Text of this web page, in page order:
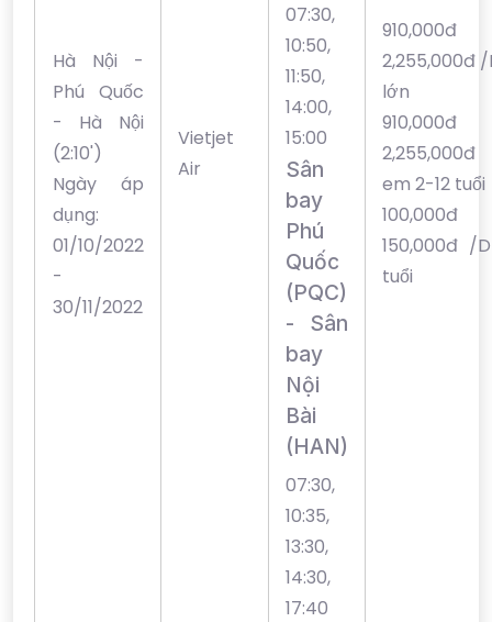
Hà Nội -
Phú Quốc
- Hà Nội
(2:10')
Ngày áp
dụng:
01/10/2022
-
30/11/2022
Vietjet
Air
07:30,
10:50,
11:50,
14:00,
15:00
Sân
bay
Phú
Quốc
(PQC)
- Sân
bay
Nội
Bài
(HAN)
07:30,
10:35,
13:30,
14:30,
17:40
2,255,000đ
lớn
em 2-12 tuổi
150,000đ /
tuổi